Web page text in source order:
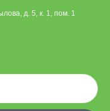
д. 5, к. 1, пом. 1